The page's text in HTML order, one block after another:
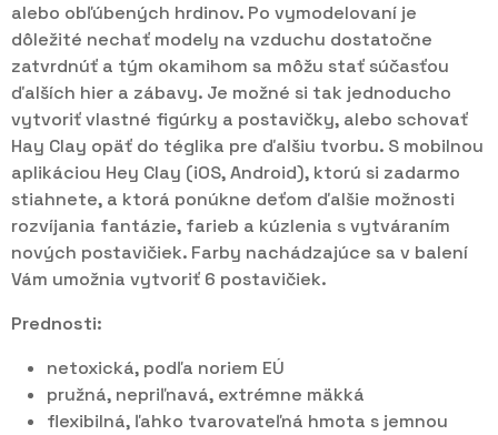
alebo obľúbených hrdinov. Po vymodelovaní je
dôležité nechať modely na vzduchu dostatočne
zatvrdnúť a tým okamihom sa môžu stať súčasťou
ďalších hier a zábavy. Je možné si tak jednoducho
vytvoriť vlastné figúrky a postavičky, alebo schovať
Hay Clay opäť do téglika pre ďalšiu tvorbu. S mobilnou
aplikáciou Hey Clay (iOS, Android), ktorú si zadarmo
stiahnete, a ktorá ponúkne deťom ďalšie možnosti
rozvíjania fantázie, farieb a kúzlenia s vytváraním
nových postavičiek. Farby nachádzajúce sa v balení
Vám umožnia vytvoriť 6 postavičiek.
Prednosti:
netoxická, podľa noriem EÚ
pružná, nepriľnavá, extrémne mäkká
flexibilná, ľahko tvarovateľná hmota s jemnou